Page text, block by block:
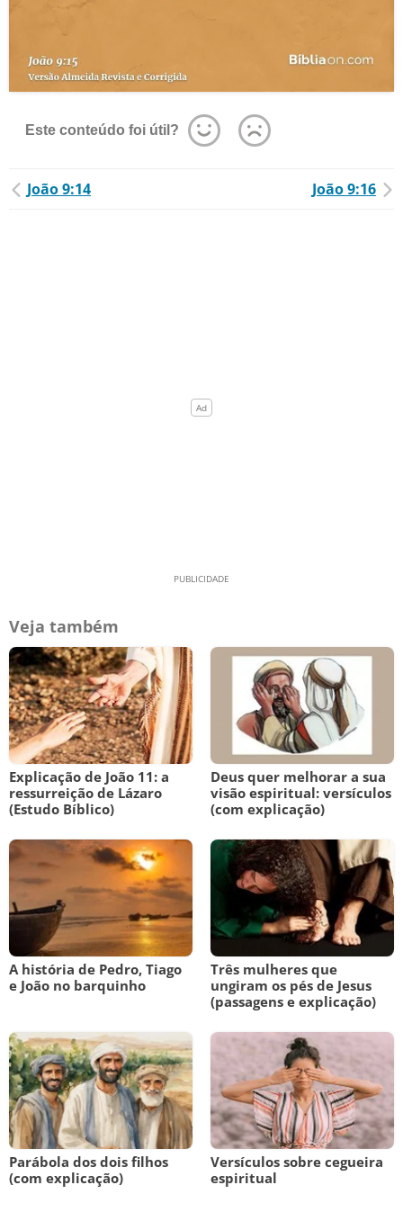
Este conteúdo foi útil?
João 9:14 João 9:16
Veja também
Explicação de João 11: a
ressurreição de Lázaro
(Estudo Bíblico)
Deus quer melhorar a sua
visão espiritual: versículos
(com explicação)
A história de Pedro, Tiago
e João no barquinho
Três mulheres que
ungiram os pés de Jesus
(passagens e explicação)
Parábola dos dois filhos
(com explicação)
Versículos sobre cegueira
espiritual